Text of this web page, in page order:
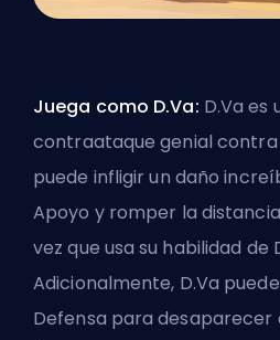
Juega como D.Va: D.Va es
contraataque genial contra
puede infligir un daño
Apoyo y romper la
vez que usa su habilidad de
Adicionalmente, D.Va
Defensa para desaparecer